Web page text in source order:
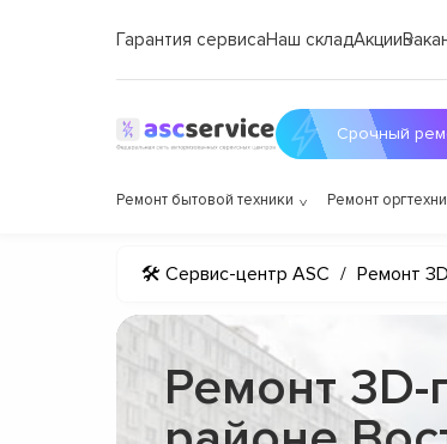
Гарантия сервисаНаш складАкции
Срочный
Ремонт бытовой техники Ремонт
🛠 Сервис-центр ASC / Ремонт
Ремонт 3D-